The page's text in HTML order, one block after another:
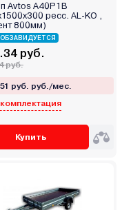
Avtos A40P1B
ресс. AL-KO ,
800мм)
руб.
руб.
руб. руб./мес.
Купить